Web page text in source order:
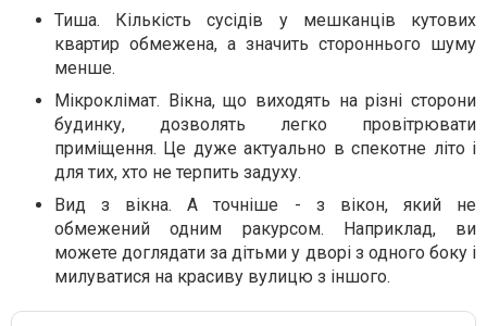
Тиша. Кількість сусідів у мешканців кутових
квартир обмежена, а значить стороннього шуму
менше.
Мікроклімат. Вікна, що виходять на різні сторони
будинку, дозволять легко провітрювати
приміщення. Це дуже актуально в спекотне літо і
для тих, хто не терпить задуху.
Вид з вікна. А точніше - з вікон, який не
обмежений одним ракурсом. Наприклад, ви
можете доглядати за дітьми у дворі з одного боку і
милуватися на красиву вулицю з іншого.